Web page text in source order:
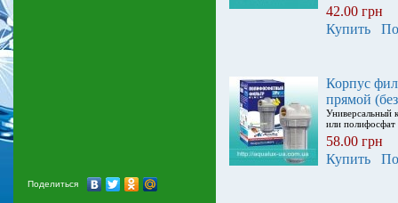
Поделиться
42.00 грн
Купить
Корпус
прямой
Универсальный
или
58.00 грн
Купить